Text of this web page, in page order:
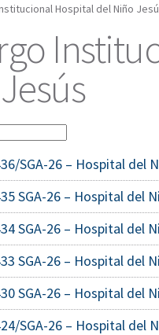
Hospital del Niño
SGA-26 – Hospital del
SGA-26 – Hospital del
SGA-26 – Hospital del
SGA-26 – Hospital del
SGA-26 – Hospital del
SGA-26 – Hospital del